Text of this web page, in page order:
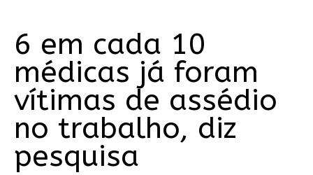
6 em cada 10
médicas já foram
vítimas de assédio
no trabalho, diz
pesquisa